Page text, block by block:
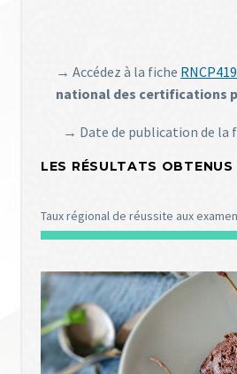
→ Accédez à la fiche
national des certifications
→ Date de publication de la
LES RÉSULTATS
Taux régional de réussite aux